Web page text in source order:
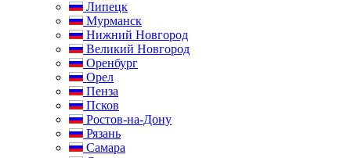
Липецк
Мурманск
Нижний Новгород
Великий Новгород
Оренбург
Орел
Пенза
Псков
Ростов-на-Дону
Рязань
Самара